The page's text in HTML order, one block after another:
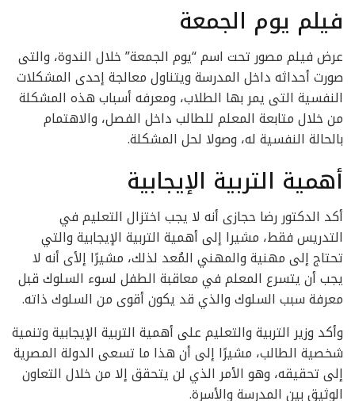
فيلم يوم الجمعة
عرض فيلم مصور تحت اسم “يوم الجمعة” خلال الندوة، والتى
صورت أحداثه داخل المدرسة ويتناول معالجة إحدى المشكلات
النفسية التى يمر بها الطلاب، ومعرفه أسباب هذه المشكلة
من خلال متابعة المعلم للطالب داخل الفصل، والاهتمام
بالحالة النفسية له، وصولا لحل المشكلة.
أهمية التربية الإيجابية
أكد الدكتور رضا حجازى أنه لا يجب اختزال التعليم في
التدريس فقط، مشيرا إلى أهمية التربية الإيجابية والتي
تحتاج إلى مهنية والمهني المُعد لذلك، مشيرًا إلأى أنه لا
يجب أن يتسرع المعلم في معاقبة الطفل لسوء السلوك قبل
معرفة سبب السلوك والذي قد يكون أقوى من السلوك ذاته.
وأكد وزير التربية والتعليم على أهمية التربية الإيجابية وتنمية
شخصية الطالب، مشيرًا إلى أن هذا ما تسعى الدولة المصرية
إلى تحقيقه، وهو الأمر الذي لن يتحقق إلا من خلال التعاون
الوثيق بين المدرسة والأسرة.